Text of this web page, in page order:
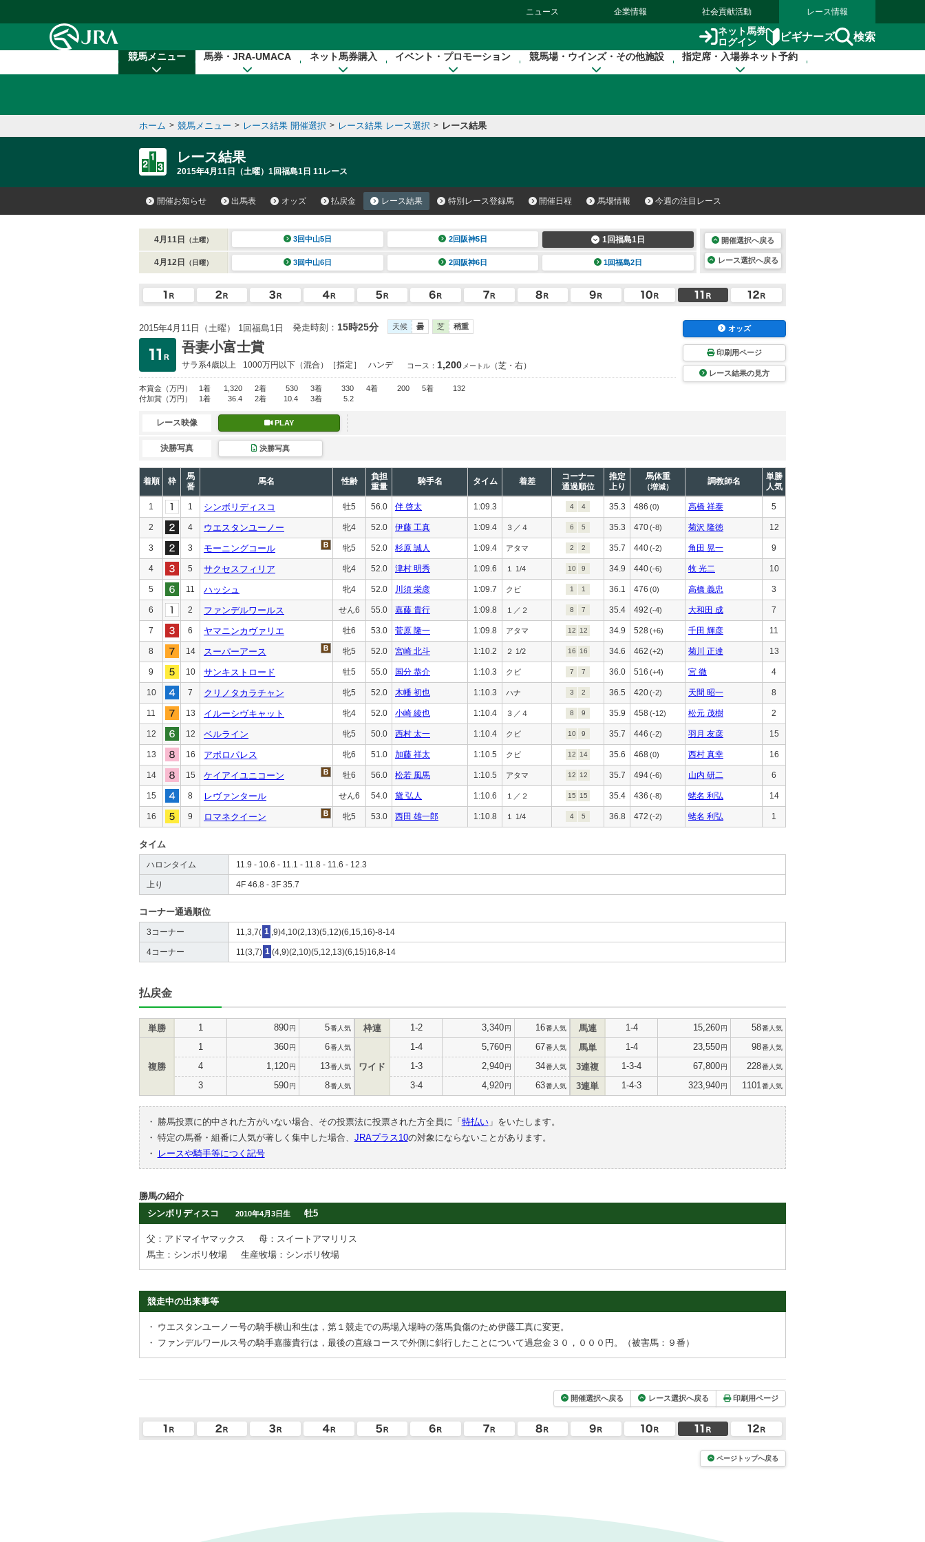
ニュース 企業情報 社会貢献活動 レース情報
ネット馬券
ログイン
ビギナーズ 検索
競馬メニュー 馬券・JRA-UMACA ネット馬券購入 イベント・プロモーション 競馬場・ウインズ・その他施設 指定席・入場券ネット予約
ホーム > 競馬メニュー > レース結果 開催選択 > レース結果 レース選択 > レース結果
レース結果
2015年4月11日（土曜）1回福島1日 11レース
開催お知らせ 出馬表 オッズ 払戻金 レース結果 特別レース登録馬 開催日程 馬場情報 今週の注目レース
4月11日 （土曜） 3回中山5日 2回阪神5日 1回福島1日
4月12日 （日曜） 3回中山6日 2回阪神6日 1回福島2日
開催選択へ戻る
レース選択へ戻る
2015年4月11日（土曜） 1回福島1日 発走時刻： 15時25分 天候 曇 芝 稍重
吾妻小富士賞
サラ系4歳以上 1000万円以下 （混合）［指定］ ハンデ コース： 1,200 メートル （芝・右）
本賞金 （万円） 1着 1,320 2着 530 3着 330 4着 200 5着
132
付加賞 （万円） 1着 36.4 2着 10.4 3着 5.2
オッズ
印刷用ページ
レース結果の見方
レース映像 PLAY
決勝写真 決勝写真
着順 枠
馬
番
馬名 性齢
負担
重量
騎手名 タイム 着差
コーナー
通過順位
推定
上り
馬体重
（増減）
調教師名
単勝
人気
1 1 シンボリディスコ 牡5 56.0 伴 啓太 1:09.3 4 4 35.3 486 (0) 高橋 祥泰 5
2 4 ウエスタンユーノー 牝4 52.0 伊藤 工真 1:09.4 ３／４ 6 5 35.3 470(-8) 菊沢 隆徳 12
3 3 モーニングコール 牝5 52.0 杉原 誠人 1:09.4 アタマ 2 2 35.7 440(-2) 角田 晃一 9
4 5 サクセスフィリア 牝4 52.0 津村 明秀 1:09.6 １ 1/4 10 9 34.9 440(-6) 牧 光二 10
5 11 ハッシュ 牝4 52.0 川須 栄彦 1:09.7 クビ 1 1 36.1 476 (0) 高橋 義忠 3
6 2 ファンデルワールス せん6 55.0 嘉藤 貴行 1:09.8 １／２ 8 7 35.4 492 (-4) 大和田 成 7
7 6 ヤマニンカヴァリエ 牡6 53.0 菅原 隆一 1:09.8 アタマ 12 12 34.9 528(+6) 千田 輝彦 11
8 14 スーパーアース 牝5 52.0 宮崎 北斗 1:10.2 ２ 1/2 16 16 34.6 462 (+2) 菊川 正達 13
9 10 サンキストロード 牡5 55.0 国分 恭介 1:10.3 クビ 7 7 36.0 516 (+4) 宮 徹 4
10 7 クリノタカラチャン 牝5 52.0 木幡 初也 1:10.3 ハナ 3 2 36.5 420(-2) 天間 昭一 8
11 13 イルーシヴキャット 牝4 52.0 小崎 綾也 1:10.4 ３／４ 8 9 35.9 458(-12) 松元 茂樹 2
12 12 ベルライン 牝5 50.0 西村 太一 1:10.4 クビ 10 9 35.7 446 (-2) 羽月 友彦 15
13 16 アポロパレス 牝6 51.0 加藤 祥太 1:10.5 クビ 12 14 35.6 468(0) 西村 真幸 16
14 15 ケイアイユニコーン 牡6 56.0 松若 風馬 1:10.5 アタマ 12 12 35.7 494(-6) 山内 研二 6
15 8 レヴァンタール せん6 54.0 黛 弘人 1:10.6 １／２ 15 15 35.4 436 (-8) 蛯名 利弘 14
16 9 ロマネクイーン 牝5 53.0 西田 雄一郎 1:10.8 １ 1/4 4 5 36.8 472 (-2) 蛯名 利弘 1
タイム
ハロンタイム 11.9 - 10.6 - 11.1 - 11.8 - 11.6 - 12.3
上り 4F 46.8 - 3F 35.7
コーナー通過順位
3コーナー 11,3,7( 1 ,9)4,10(2,13)(5,12)(6,15,16)-8-14
4コーナー 11(3,7) 1 (4,9)(2,10)(5,12,13)(6,15)16,8-14
払戻金
単勝 1 890円 5番人気
複勝
1 360円 6番人気
4 1,120円 13番人気
3 590円 8番人気
枠連 1-2 3,340円 16番人気
ワイド
1-4 5,760円 67番人気
1-3 2,940円 34番人気
3-4 4,920円 63番人気
馬連 1-4 15,260円 58番人気
馬単 1-4 23,550円 98番人気
3連複 1-3-4 67,800円 228番人気
3連単 1-4-3 323,940円 1101 番人気
・ 勝馬投票に的中された方がいない場合、その投票法に投票された方全員に「 特払い」をいたします。
・ 特定の馬番・組番に人気が著しく集中した場合、 JRAプラス10の対象にならないことがあります。
・
レースや騎手等につく記号
勝馬の紹介
シンボリディスコ
2010年4月3日生 牡5
父：アドマイヤマックス
母：スイートアマリリス
馬主：シンボリ牧場
生産牧場：シンボリ牧場
競走中の出来事等
・ ウエスタンユーノー号の騎手横山和生は，第１競走での馬場入場時の落馬負傷のため伊藤工真に変更。
・ ファンデルワールス号の騎手嘉藤貴行は，最後の直線コースで外側に斜行したことについて過怠金３０，０００円。（被害馬：９番）
開催選択へ戻る レース選択へ戻る 印刷用ページ
ページトップへ戻る